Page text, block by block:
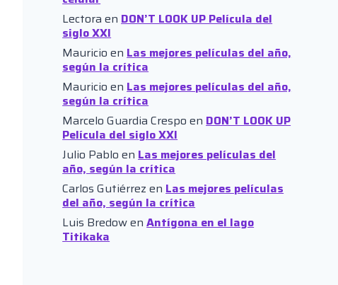
Lectora enDON’T LOOK UP Película del
siglo XXI
Mauricio enLas mejores películas del año,
según la crítica
Mauricio enLas mejores películas del año,
según la crítica
Marcelo Guardia Crespo enDON’T LOOK UP
Película del siglo XXI
Julio Pablo enLas mejores películas del
año, según la crítica
Carlos Gutiérrez enLas mejores películas
del año, según la crítica
Luis BredowenAntígona en el lago
Titikaka